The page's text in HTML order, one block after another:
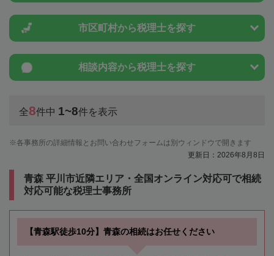
市区町村から税理士を探す
相談内容から税理士を探す
全8件中 1~8件を表示
各事務所の詳細情報とお問い合わせフォームは別ウィンドウで開きます
更新日：2026年8月8日
青森 平川市近隣エリア・全国オンライン対応可で相続
対応可能な税理士事務所
【青森駅徒歩10分】青森の相続はお任せください